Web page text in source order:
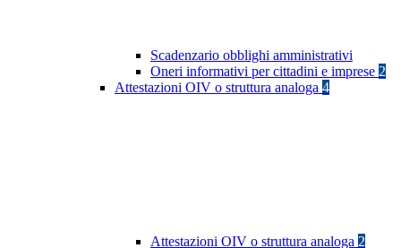
Scadenzario obblighi amministrativi
Oneri informativi per cittadini e imprese 2
Attestazioni OIV o struttura analoga 4
Attestazioni OIV o struttura analoga 2